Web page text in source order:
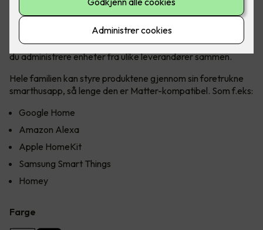
Den er rask og brukervennlig med forhåndsinnstillinger, og
den er enkel å installere og kontrollere. Du trenger ikke
internettforbindelse for å installere eller bruke termostatens
grunnleggende funksjoner. Når den er koblet til Matter, kan
du administrere enheter fra ulike leverandører sammen.
Hele familien kan styre produktene gjennom sin foretrukne
smarthusapp, så lenge den er Matter-kompatibel. Som f.eks:
Google Home
Amazon Alexa
Apple HomeKit
Samsung Smart Things
Homey
Farge